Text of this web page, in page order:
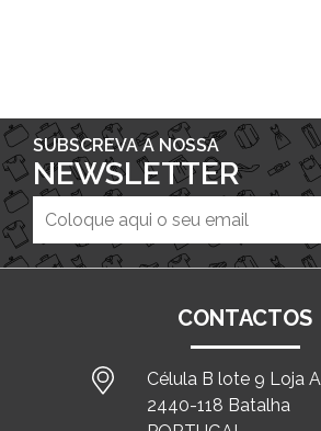
SUBSCREVA A NOSSA
NEWSLETTER
CONTACTOS
Célula B lote 9 Loja A
2440-118 Batalha